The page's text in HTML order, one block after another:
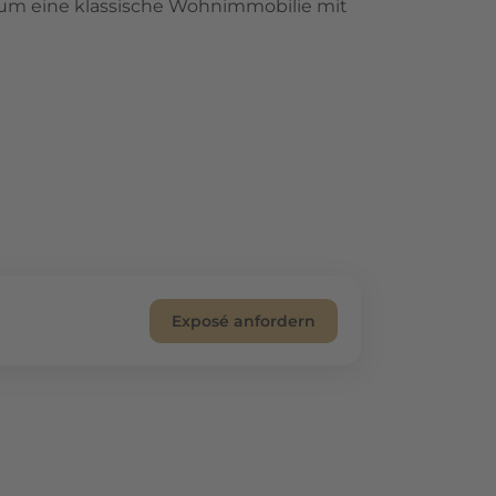
eine klassische Wohnimmobilie mit
Exposé anfordern